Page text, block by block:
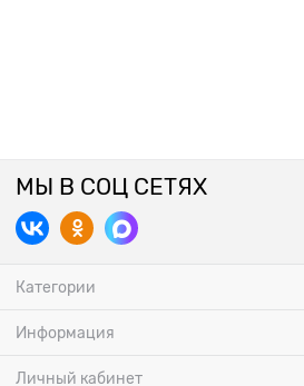
МЫ В СОЦ СЕТЯХ
Категории
Информация
Личный кабинет